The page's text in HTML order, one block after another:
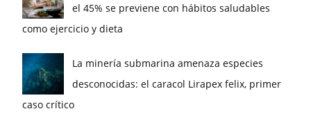
el 45% se previene con hábitos saludables
como ejercicio y dieta
La minería submarina amenaza especies
desconocidas: el caracol Lirapex felix, primer
caso crítico